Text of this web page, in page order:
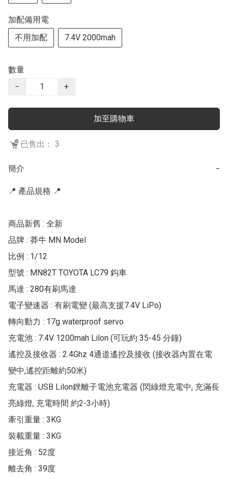
加配備用電
不用加配
7.4V 2000mah
數量
−
+
加至購物車
已售出： 3
簡介 −
📍 產品規格 📍
商品新舊 : 全新
品牌 : 莽牛 MN Model
比例 : 1/12
型號 : MN82T TOYOTA LC79 鈎車
馬達 : 280有刷馬達
電子變速器 : 有刷電變 (最高支援7.4V LiPo)
轉向動力 : 17g waterproof servo
充電池 : 7.4V 1200mah Lilon (可玩約 35-45 分鐘)
遙控及接收器 : 2.4Ghz 4通道遙控及接收 (接收器內置在電
變中,遙控距離約50米)
充電器 : USB Lilon鋰離子電池充電器 (閃綠燈充電中, 充滿長
亮綠燈, 充電時間 約2-3小時)
牽引重量 : 3KG
裝載重量 : 3KG
接近角 : 52度
離去角 : 39度